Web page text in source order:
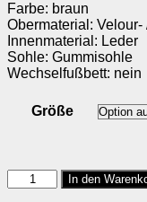
Farbe: braun
Obermaterial:
Innenmaterial: Leder
Sohle: Gummisohle
Wechselfußbett: nein
Größe
Cinzia
Valle
In den